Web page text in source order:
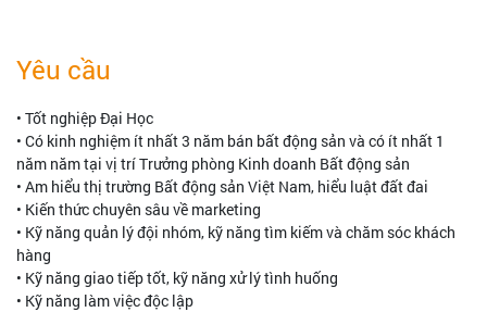
Yêu cầu
• Tốt nghiệp Đại Học
• Có kinh nghiệm ít nhất 3 năm bán bất động sản và có ít nhất 1
năm năm tại vị trí Trưởng phòng Kinh doanh Bất động sản
• Am hiểu thị trường Bất động sản Việt Nam, hiểu luật đất đai
• Kiến thức chuyên sâu về marketing
• Kỹ năng quản lý đội nhóm, kỹ năng tìm kiếm và chăm sóc khách
hàng
• Kỹ năng giao tiếp tốt, kỹ năng xử lý tình huống
• Kỹ năng làm việc độc lập